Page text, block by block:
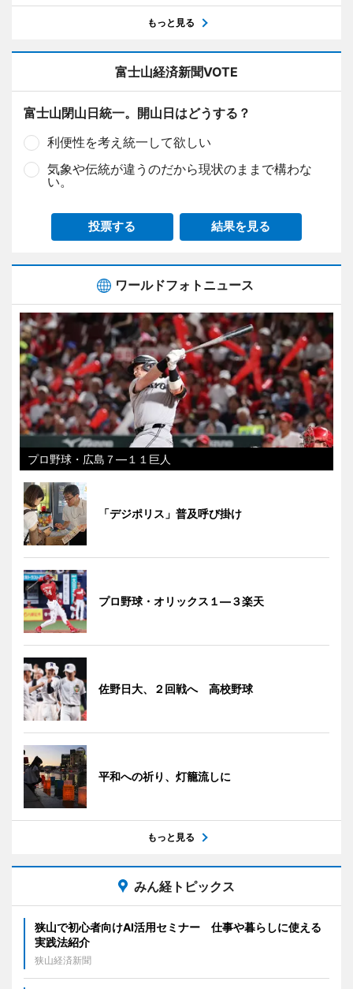
もっと見る
富士山経済新聞VOTE
富士山閉山日統一。開山日はどうする？
利便性を考え統一して欲しい
気象や伝統が違うのだから現状のままで構わな
い。
投票する 結果を見る
ワールドフォトニュース
プロ野球・広島７―１１巨人
「デジポリス」普及呼び掛け
プロ野球・オリックス１―３楽天
佐野日大、２回戦へ 高校野球
平和への祈り、灯籠流しに
もっと見る
みん経トピックス
狭山で初心者向けAI活用セミナー 仕事や暮らしに使える
実践法紹介
狭山経済新聞